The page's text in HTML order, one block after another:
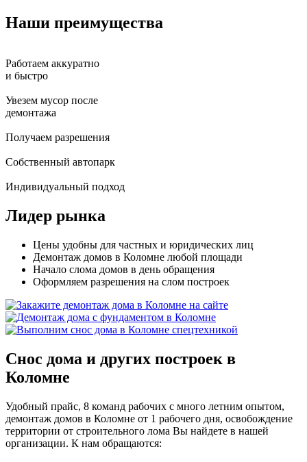
Наши преимущества
Работаем аккуратно
и быстро
Увезем мусор после
демонтажа
Получаем разрешения
Собственный автопарк
Индивидуальный подход
Лидер рынка
Цены удобны для частных и юридических лиц
Демонтаж домов в Коломне любой площади
Начало слома домов в день обращения
Оформляем разрешения на слом построек
Снос дома и других построек в
Коломне
Удобный прайс, 8 команд рабочих с много летним опытом,
демонтаж домов в Коломне от 1 рабочего дня, освобождение
территории от строительного лома Вы найдете в нашей
организации. К нам обращаются: